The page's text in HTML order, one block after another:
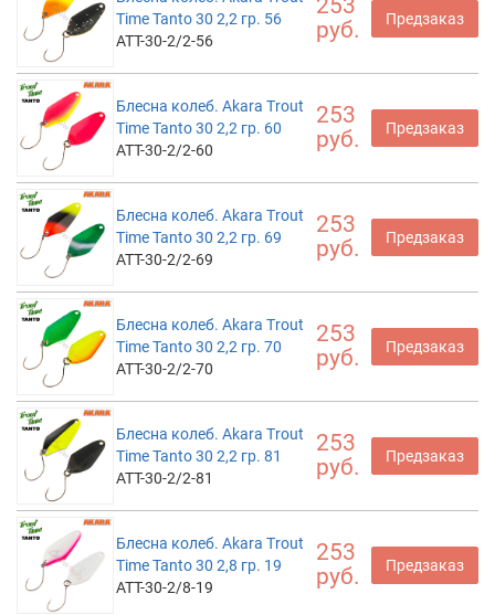
Time Tanto 30 2,2 гр. 56
ATT-30-2/2-56
253
руб.
Предзаказ
Блесна колеб. Akara Trout
Time Tanto 30 2,2 гр. 60
ATT-30-2/2-60
253
руб.
Предзаказ
Блесна колеб. Akara Trout
Time Tanto 30 2,2 гр. 69
ATT-30-2/2-69
253
руб.
Предзаказ
Блесна колеб. Akara Trout
Time Tanto 30 2,2 гр. 70
ATT-30-2/2-70
253
руб.
Предзаказ
Блесна колеб. Akara Trout
Time Tanto 30 2,2 гр. 81
ATT-30-2/2-81
253
руб.
Предзаказ
Блесна колеб. Akara Trout
Time Tanto 30 2,8 гр. 19
ATT-30-2/8-19
253
руб.
Предзаказ